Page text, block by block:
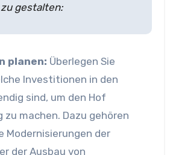
gestalten:
planen: Überlegen Sie
Investitionen in den
sind, um den Hof
machen. Dazu gehören
Modernisierungen der
der Ausbau von